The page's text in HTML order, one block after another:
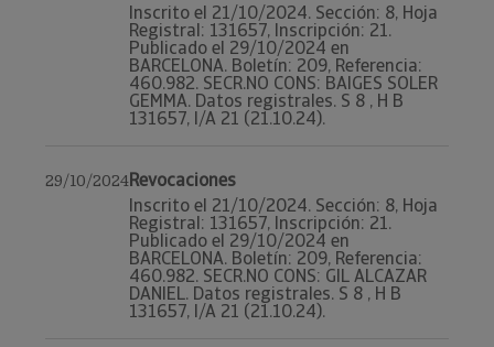
Inscrito el 21/10/2024. Sección: 8, Hoja
Registral: 131657, Inscripción: 21.
Publicado el 29/10/2024 en
BARCELONA. Boletín: 209, Referencia:
460.982. SECR.NO CONS: BAIGES SOLER
GEMMA. Datos registrales. S 8 , H B
131657, I/A 21 (21.10.24).
29/10/2024Revocaciones
Inscrito el 21/10/2024. Sección: 8, Hoja
Registral: 131657, Inscripción: 21.
Publicado el 29/10/2024 en
BARCELONA. Boletín: 209, Referencia:
460.982. SECR.NO CONS: GIL ALCAZAR
DANIEL. Datos registrales. S 8 , H B
131657, I/A 21 (21.10.24).